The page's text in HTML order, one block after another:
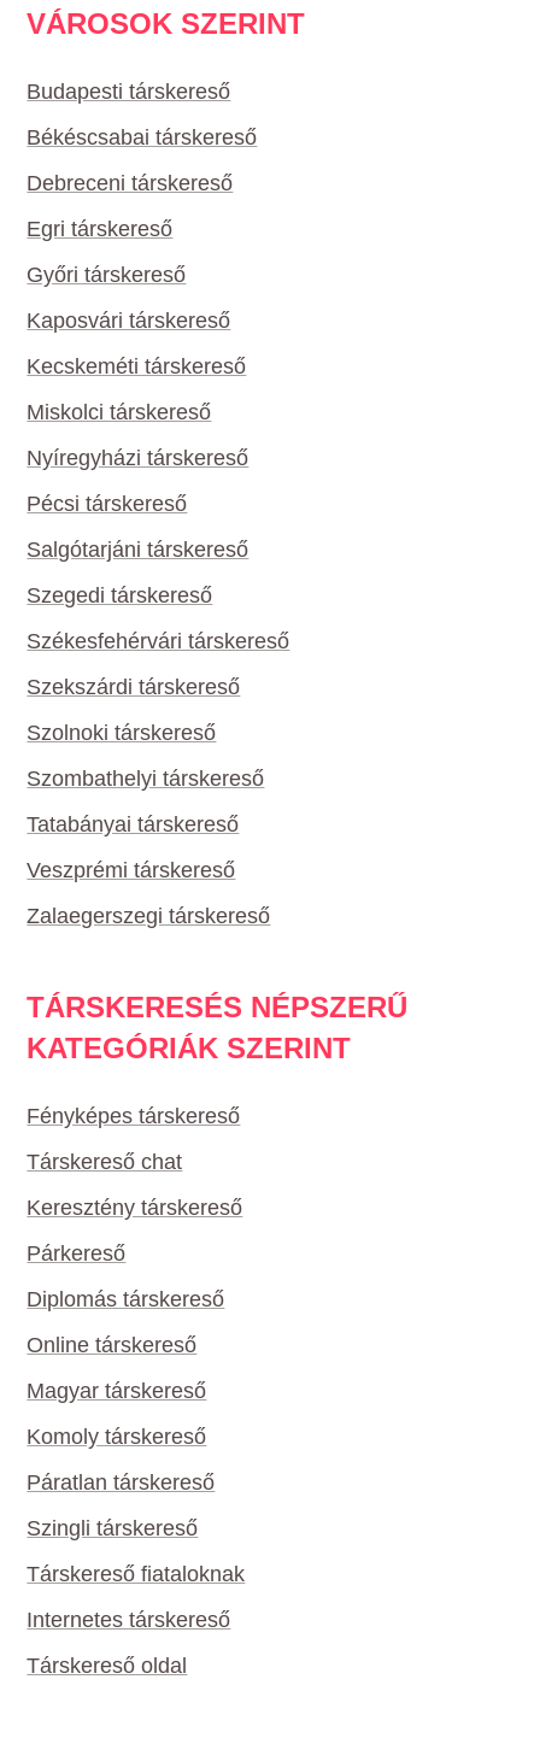
VÁROSOK SZERINT
Budapesti társkereső
Békéscsabai társkereső
Debreceni társkereső
Egri társkereső
Győri társkereső
Kaposvári társkereső
Kecskeméti társkereső
Miskolci társkereső
Nyíregyházi társkereső
Pécsi társkereső
Salgótarjáni társkereső
Szegedi társkereső
Székesfehérvári társkereső
Szekszárdi társkereső
Szolnoki társkereső
Szombathelyi társkereső
Tatabányai társkereső
Veszprémi társkereső
Zalaegerszegi társkereső
TÁRSKERESÉS NÉPSZERŰ
KATEGÓRIÁK SZERINT
Fényképes társkereső
Társkereső chat
Keresztény társkereső
Párkereső
Diplomás társkereső
Online társkereső
Magyar társkereső
Komoly társkereső
Páratlan társkereső
Szingli társkereső
Társkereső fiataloknak
Internetes társkereső
Társkereső oldal